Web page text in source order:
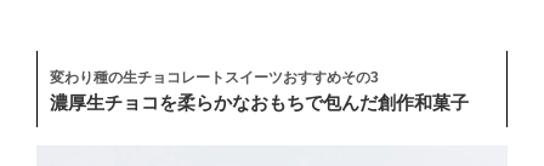
変わり種の生チョコレートスイーツおすすめその3
濃厚生チョコを柔らかなおもちで包んだ創作和菓子